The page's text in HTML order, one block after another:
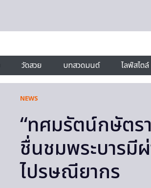
วัดสวย บทสวดมนต์ ไลฟ์สไตล์
NEWS
“ทศมรัตน์กษัตร
ชื่นชมพระบารมี
ไปรษณียากร